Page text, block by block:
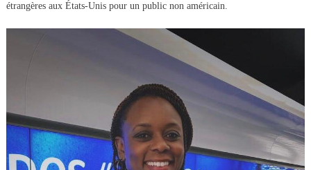
étrangères aux États-Unis pour un public non américain.